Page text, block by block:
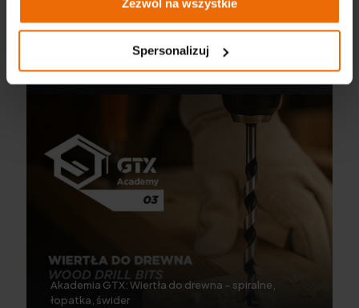
Zezwól na wszystkie
Spersonalizuj
Akademia GTX: Otwornice bi-metalowe – adapter i
Akademia GTX: Wiertła do drewna – spiralne,
łopatka, świder